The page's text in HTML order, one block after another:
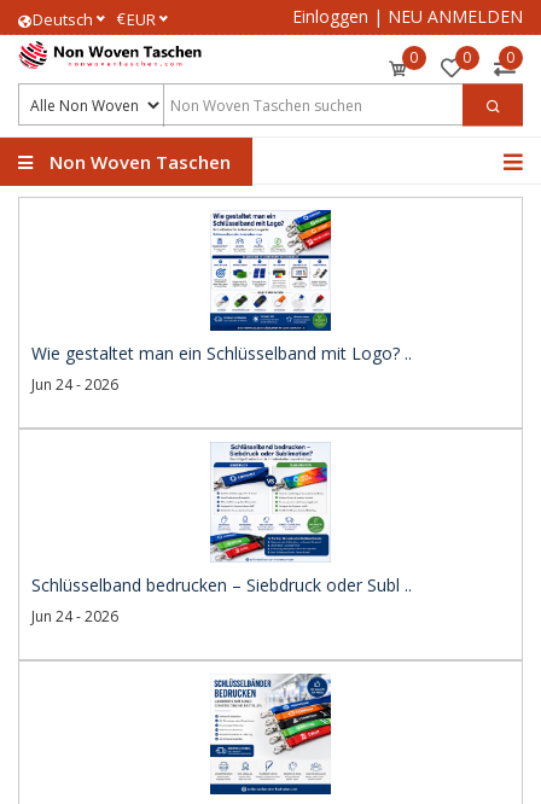
Deutsch €EUR Einloggen | NEU ANMELDEN
0 0 0
Non Woven Taschen
Wie gestaltet man ein Schlüsselband mit Logo? ..
Jun 24 - 2026
Schlüsselband bedrucken – Siebdruck oder Subl ..
Jun 24 - 2026